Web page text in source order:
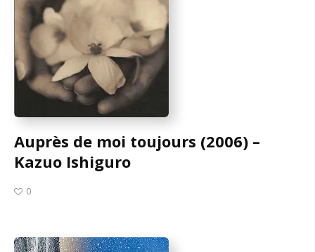
Auprès de moi toujours (2006) –
Kazuo Ishiguro
0